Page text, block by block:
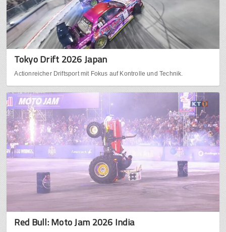
Tokyo Drift 2026 Japan
Actionreicher Driftsport mit Fokus auf Kontrolle und Technik.
Red Bull: Moto Jam 2026 India